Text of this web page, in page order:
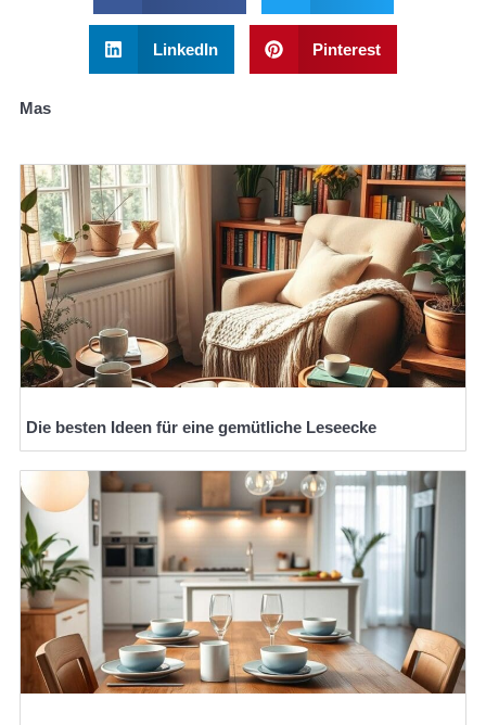
LinkedIn Pinterest
Mas
Die besten Ideen für eine gemütliche Leseecke